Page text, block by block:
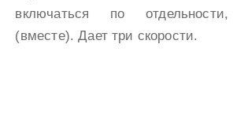
включаться по
(вместе). Дает три скорости.